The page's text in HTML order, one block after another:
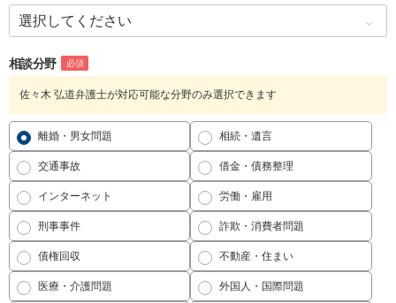
相談分野 必須
佐々木 弘道弁護士が対応可能な分野のみ選択できます
離婚・男女問題 相続・遺言
交通事故 借金・債務整理
インターネット 労働・雇用
刑事事件 詐欺・消費者問題
債権回収 不動産・住まい
医療・介護問題 外国人・国際問題